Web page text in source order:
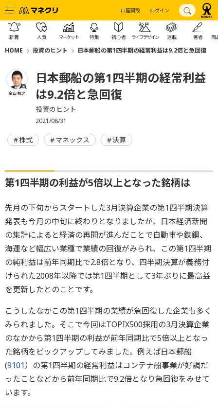
口座開設 ログイン
新着 人気 マーケット 特集 初心者 ライフデザイン 連載 著者 商
HOME 投資のヒント 日本郵船の第1四半期の経常利益は9.2倍と急回復
金山 敏之
日本郵船の第1四半期の経常利益
は9.2倍と急回復
投資のヒント
2021/08/31
株式 マネックス 決算
第1四半期の利益が5倍以上となった銘柄は
先月の下旬からスタートした3月決算企業の第1四半期決算
発表も今月の中旬に終わりとなりましたが、日本経済新聞
の集計によると経済の再開が進んだことで自動車や鉄鋼、
海運など幅広い業種で業績の回復がみられ、この第1四半期
の純利益は前年同期比で2.8倍となり、四半期決算が義務付
けられた2008年以降では第1四半期として3年ぶりに最高益
を更新したとのことです。
こうしたなかこの第1四半期の業績が急回復した企業も多く
みられました。そこで今回はTOPIX500採用の3月決算企業
のなかから第1四半期の利益が前年同期比で5倍以上となっ
た銘柄をピックアップしてみました。例えば日本郵船
(9101）の第1四半期の経常利益はコンテナ船事業が好調だ
ったことなどから前年同期比で9.2倍となり急回復をみせて
います。